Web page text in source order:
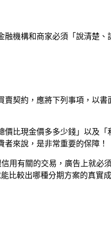
機構和商家必須「說清楚、
契約，應將下列事項，以
比現金價多多少錢」以及
來說，是非常重要的保障！
用有關的交易，廣告上就
比較出哪種分期方案的真實成